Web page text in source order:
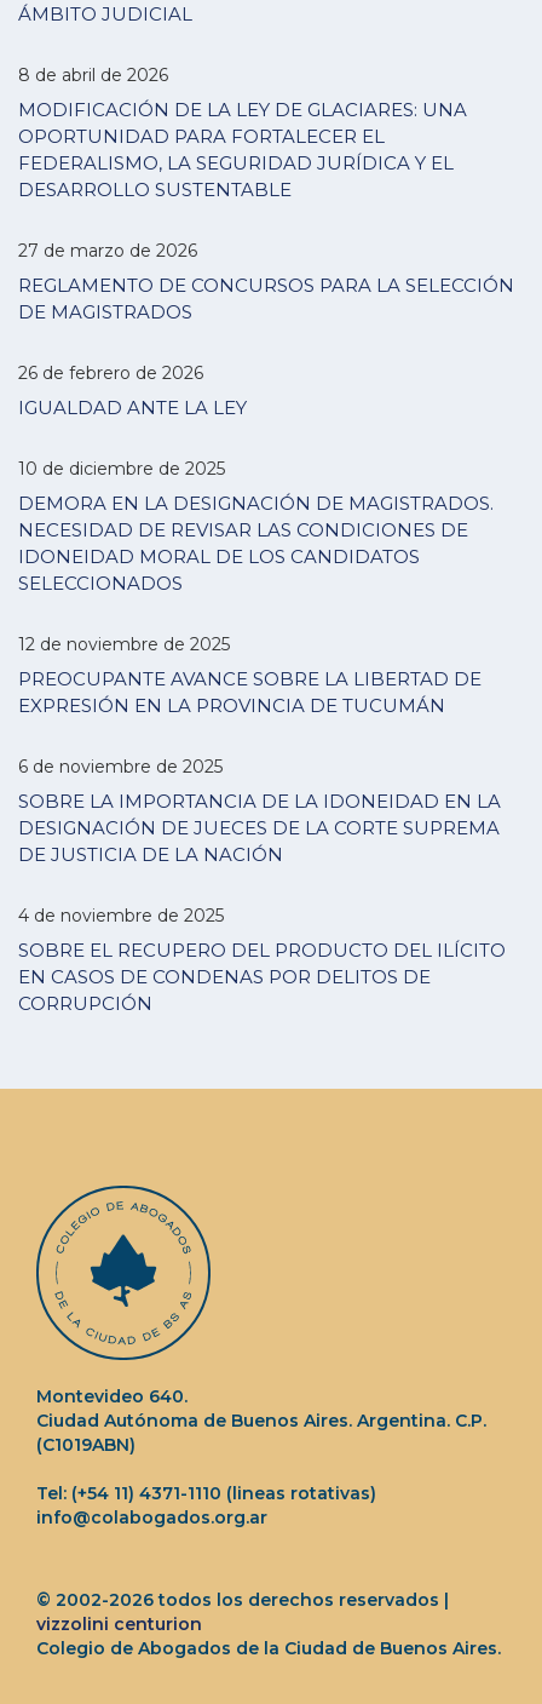
ÁMBITO JUDICIAL
8 de abril de 2026
MODIFICACIÓN DE LA LEY DE GLACIARES: UNA
OPORTUNIDAD PARA FORTALECER EL
FEDERALISMO, LA SEGURIDAD JURÍDICA Y EL
DESARROLLO SUSTENTABLE
27 de marzo de 2026
REGLAMENTO DE CONCURSOS PARA LA SELECCIÓN
DE MAGISTRADOS
26 de febrero de 2026
IGUALDAD ANTE LA LEY
10 de diciembre de 2025
DEMORA EN LA DESIGNACIÓN DE MAGISTRADOS.
NECESIDAD DE REVISAR LAS CONDICIONES DE
IDONEIDAD MORAL DE LOS CANDIDATOS
SELECCIONADOS
12 de noviembre de 2025
PREOCUPANTE AVANCE SOBRE LA LIBERTAD DE
EXPRESIÓN EN LA PROVINCIA DE TUCUMÁN
6 de noviembre de 2025
SOBRE LA IMPORTANCIA DE LA IDONEIDAD EN LA
DESIGNACIÓN DE JUECES DE LA CORTE SUPREMA
DE JUSTICIA DE LA NACIÓN
4 de noviembre de 2025
SOBRE EL RECUPERO DEL PRODUCTO DEL ILÍCITO
EN CASOS DE CONDENAS POR DELITOS DE
CORRUPCIÓN
Montevideo 640.
Ciudad Autónoma de Buenos Aires. Argentina. C.P.
(C1019ABN)
Tel: (+54 11) 4371-1110 (lineas rotativas)
info@colabogados.org.ar
© 2002-2026 todos los derechos reservados |
vizzolini centurion
Colegio de Abogados de la Ciudad de Buenos Aires.